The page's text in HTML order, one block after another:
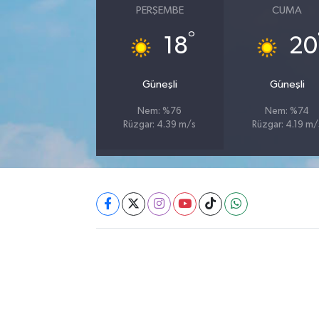
PERŞEMBE
18°
Güneşli
Nem: %76
Rüzgar: 4.39 m/s
CUMA
20
Güneşli
Nem: %74
Rüzgar: 4.19 m/